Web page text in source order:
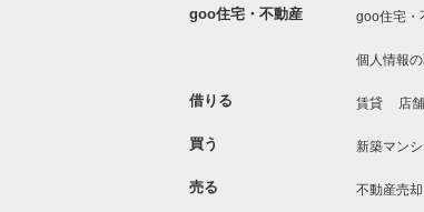
goo住宅・不動産 goo住宅・
個人情報
借りる 賃貸 店
買う 新築マン
売る 不動産売却